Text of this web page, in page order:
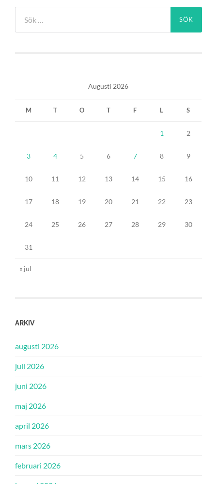
efter:
Augusti 2026
M T O T F L S
1 2
3 4 5 6 7 8 9
10 11 12 13 14 15 16
17 18 19 20 21 22 23
24 25 26 27 28 29 30
31
« jul
ARKIV
augusti 2026
juli 2026
juni 2026
maj 2026
april 2026
mars 2026
februari 2026